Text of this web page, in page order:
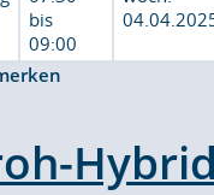
bis
09:00